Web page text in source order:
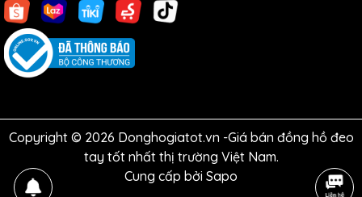
Copyright © 2026 Donghogiatot.vn -Giá bán đồng hồ đeo
tay tốt nhất thị trường Việt Nam.
Cung cấp bởi Sapo